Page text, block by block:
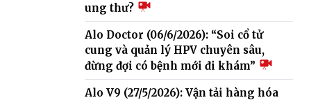
ung thư?
Alo Doctor (06/6/2026): “Soi cổ tử
cung và quản lý HPV chuyên sâu,
đừng đợi có bệnh mới đi khám”
Alo V9 (27/5/2026): Vận tải hàng hóa